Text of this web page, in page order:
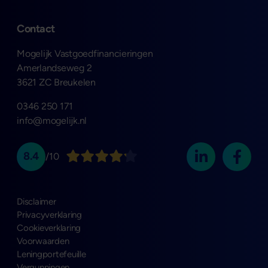
Contact
Mogelijk Vastgoedfinancieringen
Amerlandseweg 2
3621 ZC Breukelen
0346 250 171
info@mogelijk.nl
8.4 /10
Disclaimer
Privacyverklaring
Cookieverklaring
Voorwaarden
Leningportefeuille